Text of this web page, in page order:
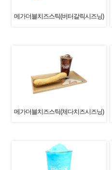
메가더블치즈스틱(버터갈릭시즈닝)
메가더블치즈스틱(체다치즈시즈닝)